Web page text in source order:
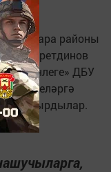
Кукмара районы
К. Фәхретдинов
иминлеге» ДБУ
җиңүчеләргә
тапшырдылар.